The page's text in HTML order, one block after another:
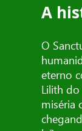
A
O
eterno
Lilith
miséria